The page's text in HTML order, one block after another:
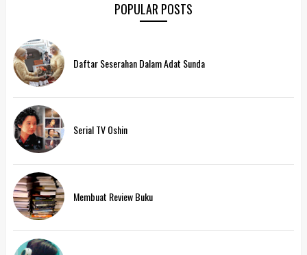
POPULAR POSTS
Daftar Seserahan Dalam Adat Sunda
Serial TV Oshin
Membuat Review Buku